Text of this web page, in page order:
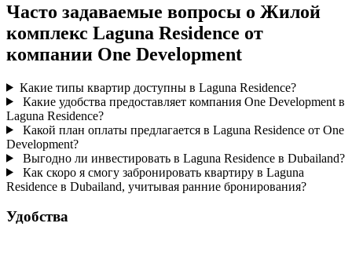
Часто задаваемые вопросы о Жилой
комплекс Laguna Residence от
компании One Development
Какие типы квартир доступны в Laguna Residence?
Какие удобства предоставляет компания One Development в
Laguna Residence?
Какой план оплаты предлагается в Laguna Residence от One
Development?
Выгодно ли инвестировать в Laguna Residence в Dubailand?
Как скоро я смогу забронировать квартиру в Laguna
Residence в Dubailand, учитывая ранние бронирования?
Удобства